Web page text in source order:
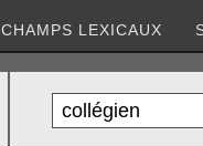
CHAMPS LEXICAUX